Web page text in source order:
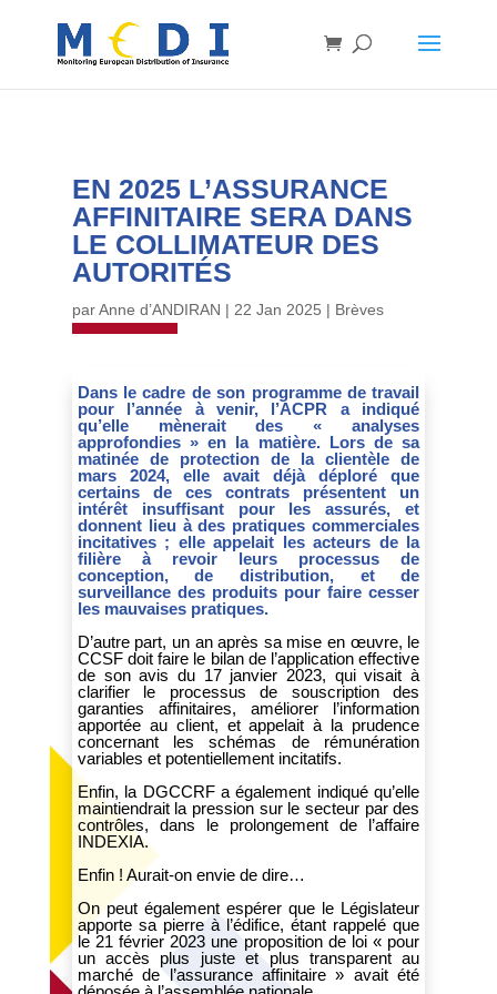
EN 2025 L’ASSURANCE
AFFINITAIRE SERA DANS
LE COLLIMATEUR DES
AUTORITÉS
parAnne d’ANDIRAN | 22 Jan 2025 | Brèves
Dans le cadre de son programme de travail
pour l’année à venir, l’ACPR a indiqué
qu’elle mènerait des « analyses
approfondies » en la matière. Lors de sa
matinée de protection de la clientèle de
mars 2024, elle avait déjà déploré que
certains de ces contrats présentent un
intérêt insuffisant pour les assurés, et
donnent lieu à des pratiques commerciales
incitatives ; elle appelait les acteurs de la
filière à revoir leurs processus de
conception, de distribution, et de
surveillance des produits pour faire cesser
les mauvaises pratiques.
D’autre part, un an après sa mise en œuvre, le
CCSF doit faire le bilan de l’application effective
de son avis du 17 janvier 2023, qui visait à
clarifier le processus de souscription des
garanties affinitaires, améliorer l’information
apportée au client, et appelait à la prudence
concernant les schémas de rémunération
variables et potentiellement incitatifs.
Enfin, la DGCCRF a également indiqué qu’elle
maintiendrait la pression sur le secteur par des
contrôles, dans le prolongement de l’affaire
INDEXIA.
Enfin ! Aurait-on envie de dire…
On peut également espérer que le Législateur
apporte sa pierre à l’édifice, étant rappelé que
le 21 février 2023 une proposition de loi « pour
un accès plus juste et plus transparent au
marché de l’assurance affinitaire » avait été